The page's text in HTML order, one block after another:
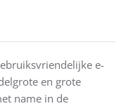
e-
en grote
name in de